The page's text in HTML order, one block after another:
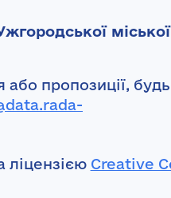
міської
пропозиції, будь
ліцензією Creative